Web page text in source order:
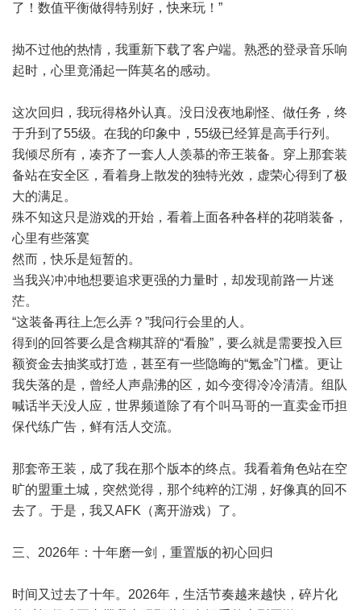
了！数值平衡做得特别好，快来玩！”
拗不过他的热情，我重新下载了客户端。熟悉的登录音乐响
起时，心里竟涌起一阵莫名的感动。
这次回归，我玩得格外认真。没日没夜地刷怪、做任务，终
于升到了55级。在我的印象中，55级已经算是高手行列。
我倾尽所有，凑齐了一套人人羡慕的帝王装备。穿上那套装
备站在安全区，看着身上散发的独特光效，虚荣心得到了极
大的满足。
殊不知这只是游戏的开始，看着上面各种各样的花哨装备，
心里有些落寞
然而，快乐是短暂的。
当我兴冲冲地想要追求更强的力量时，却发现前路一片迷
茫。
“这装备再往上怎么弄？”我问行会里的人。
得到的回答要么是含糊其辞的“看脸”，要么就是需要投入巨
额资金去抽奖或打造，甚至有一些隐晦的“氪金”门槛。更让
我失落的是，曾经人声鼎沸的区，如今变得冷冷清清。组队
喊话半天没人应，世界频道除了有个叫马哥的一直卖金币担
保代练广告，鲜有活人交流。
那套帝王装，成了我在那个版本的终点。我看着角色站在空
旷的盟重土城，突然觉得，那个纯粹的江湖，好像真的回不
去了。于是，我又AFK（离开游戏）了。
三、2026年：十年磨一剑，重置版的初心回归
时间又过去了十年。2026年，生活节奏越来越快，碎片化